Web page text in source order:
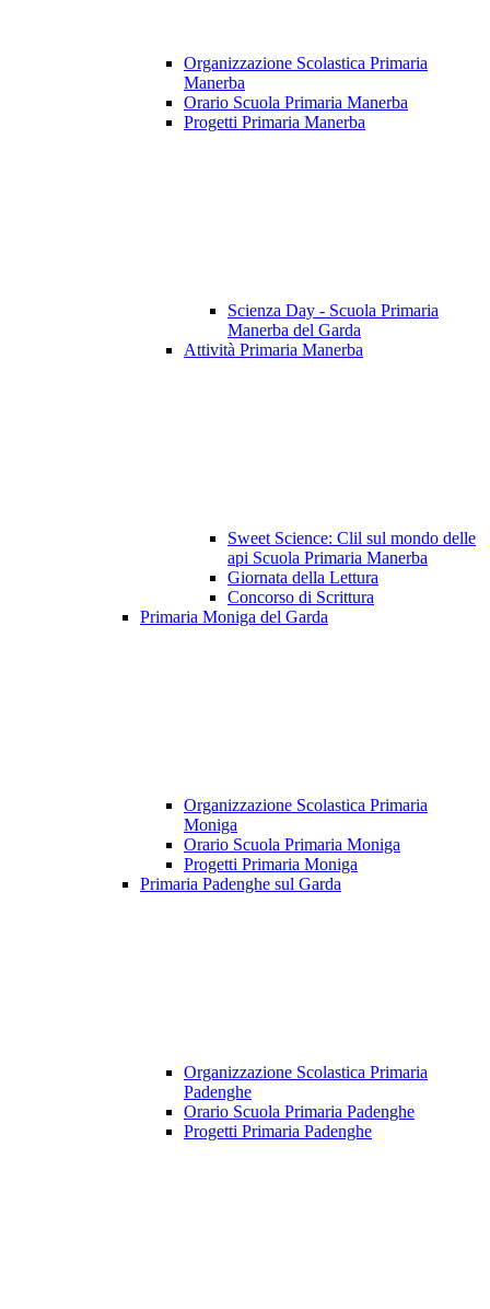
Organizzazione Scolastica Primaria
Manerba
Orario Scuola Primaria Manerba
Progetti Primaria Manerba
Scienza Day - Scuola Primaria
Manerba del Garda
Attività Primaria Manerba
Sweet Science: Clil sul mondo delle
api Scuola Primaria Manerba
Giornata della Lettura
Concorso di Scrittura
Primaria Moniga del Garda
Organizzazione Scolastica Primaria
Moniga
Orario Scuola Primaria Moniga
Progetti Primaria Moniga
Primaria Padenghe sul Garda
Organizzazione Scolastica Primaria
Padenghe
Orario Scuola Primaria Padenghe
Progetti Primaria Padenghe